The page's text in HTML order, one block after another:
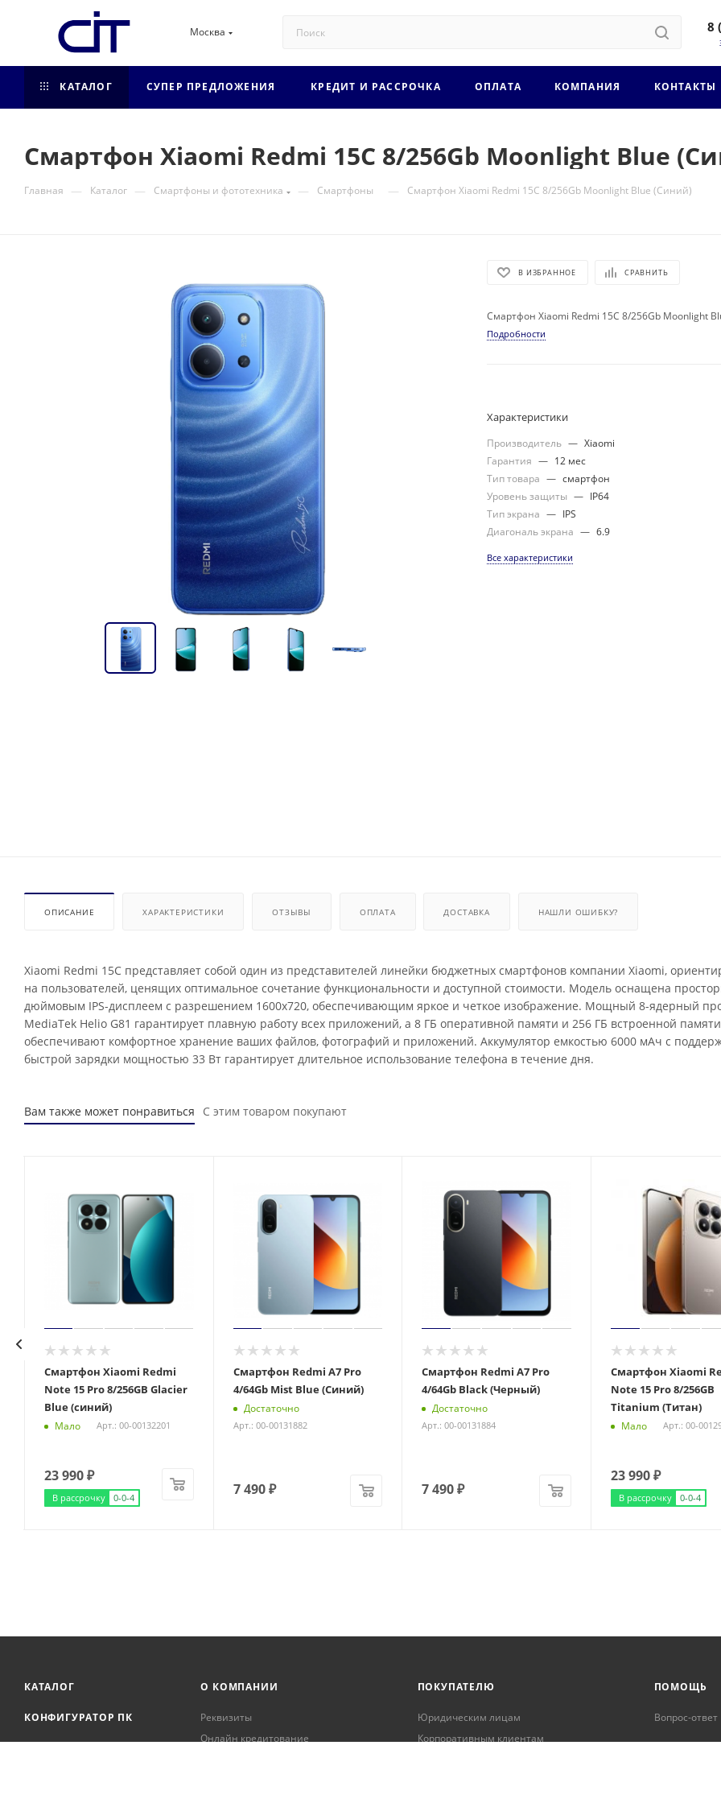
Москва 8
КАТАЛОГ СУПЕР ПРЕДЛОЖЕНИЯ КРЕДИТ И РАССРОЧКА ОПЛАТА КОМПАНИЯ КОНТАКТЫ
Смартфон Xiaomi Redmi 15C 8/256Gb Moonlight Blue
Главная — Каталог — Смартфоны и фототехника — Смартфоны — Смартфон Xiaomi Redmi 15C 8/256Gb Moonlight Blue (Синий)
В ИЗБРАННОЕ СРАВНИТЬ
Смартфон Xiaomi Redmi 15C 8/256Gb Moonlight
Подробности
Характеристики
Производитель — Xiaomi
Гарантия — 12 мес
Тип товара — смартфон
Уровень защиты — IP64
Тип экрана — IPS
Диагональ экрана — 6.9
Все характеристики
ОПИСАНИЕ ХАРАКТЕРИСТИКИ ОТЗЫВЫ ОПЛАТА ДОСТАВКА НАШЛИ ОШИБКУ?
Xiaomi Redmi 15C представляет собой один из представителей линейки бюджетных смартфонов компании Xiaomi,
на пользователей, ценящих оптимальное сочетание функциональности и доступной стоимости. Модель оснащена
дюймовым IPS-дисплеем с разрешением 1600х720, обеспечивающим яркое и четкое изображение. Мощный 8-ядерный
MediaTek Helio G81 гарантирует плавную работу всех приложений, а 8 ГБ оперативной памяти и 256 ГБ встроенной памяти
обеспечивают комфортное хранение ваших файлов, фотографий и приложений. Аккумулятор емкостью 6000 мАч с
быстрой зарядки мощностью 33 Вт гарантирует длительное использование телефона в течение дня.
Вам также может понравиться С этим товаром покупают
Смартфон Xiaomi Redmi
Note 15 Pro 8/256GB Glacier
Blue (синий)
Мало Арт.: 00-00132201
23 990₽
В рассрочку 0-0-4
Смартфон Redmi A7 Pro
4/64Gb Mist Blue (Синий)
Достаточно
Арт.: 00-00131882
7 490₽
Смартфон Redmi A7 Pro
4/64Gb Black (Черный)
Достаточно
Арт.: 00-00131884
7 490₽
Смартфон Xiaomi
Note 15 Pro 8/256GB
Titanium (Титан)
Мало Арт.: 00-
23 990₽
В рассрочку 0-0-4
КАТАЛОГ
КОНФИГУРАТОР ПК
О КОМПАНИИ
Реквизиты
Онлайн кредитование
ПОКУПАТЕЛЮ
Юридическим лицам
Корпоративным клиентам
ПОМОЩЬ
Вопрос-ответ